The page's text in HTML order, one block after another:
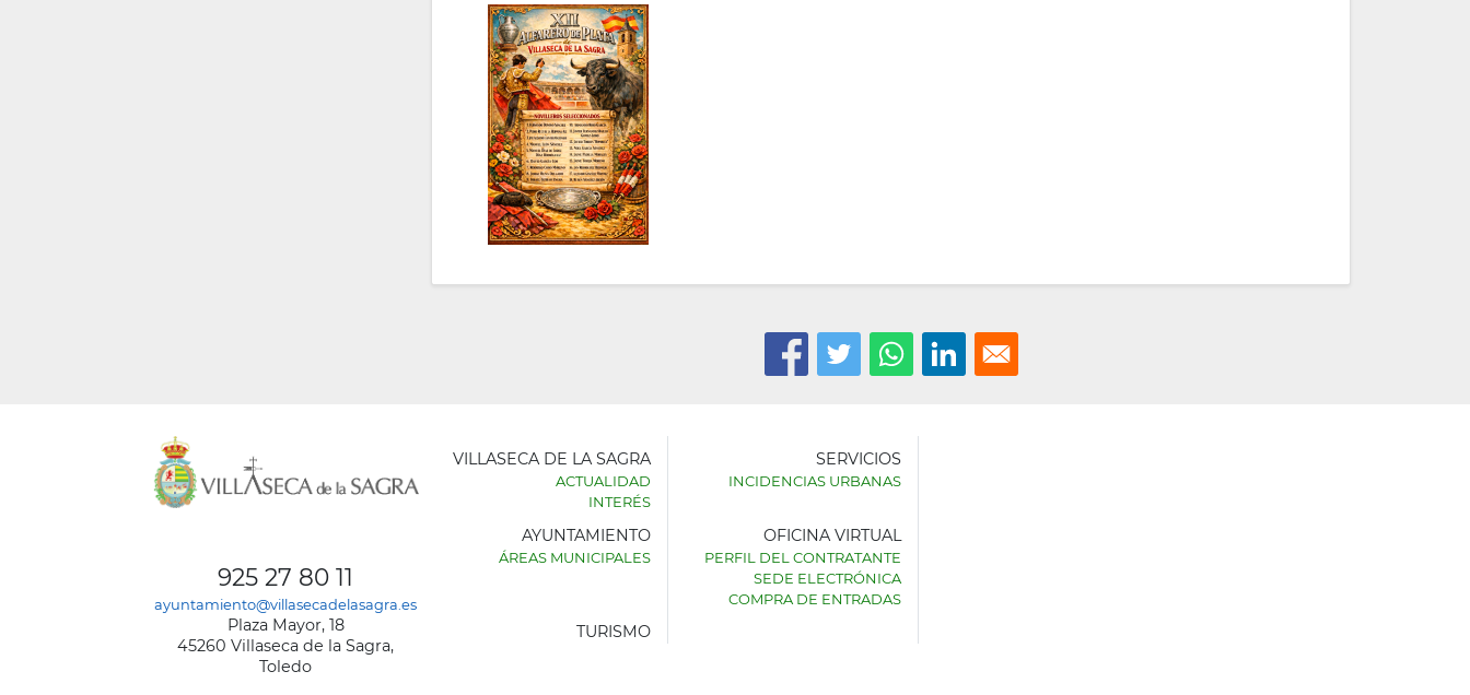
925 27 80 11
ayuntamiento@villasecadelasagra.es
Plaza Mayor, 18
45260 Villaseca de la Sagra,
Toledo
AYUNTAMIENTO
VILLASECA DE LA SAGRA
ACTUALIDAD
INTERÉS
SERVICIOS
INCIDENCIAS URBANAS
AYUNTAMIENTO
ÁREAS MUNICIPALES
OFICINA VIRTUAL
PERFIL DEL CONTRATANTE
SEDE ELECTRÓNICA
COMPRA DE ENTRADAS
TURISMO